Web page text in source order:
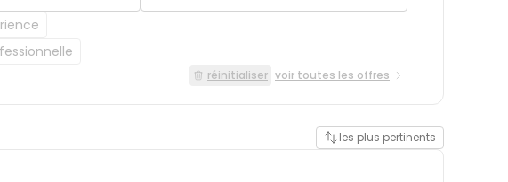
réinitialiser voir toutes les offres
les plus pertinents